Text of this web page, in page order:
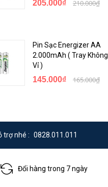
205.000₫ 210.000₫
Pin Sạc Energizer AA
2.000mAh ( Tray Không
Vỉ )
145.000₫ 165.000₫
trợ nhé : 0828.011.011
Đổi hàng trong 7 ngày